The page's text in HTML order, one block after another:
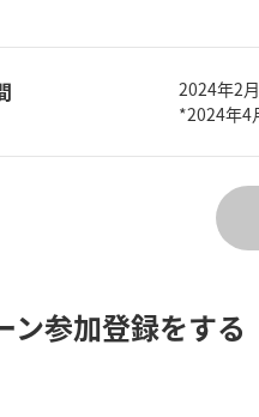
2024年2
*2024年4
参加登録をする